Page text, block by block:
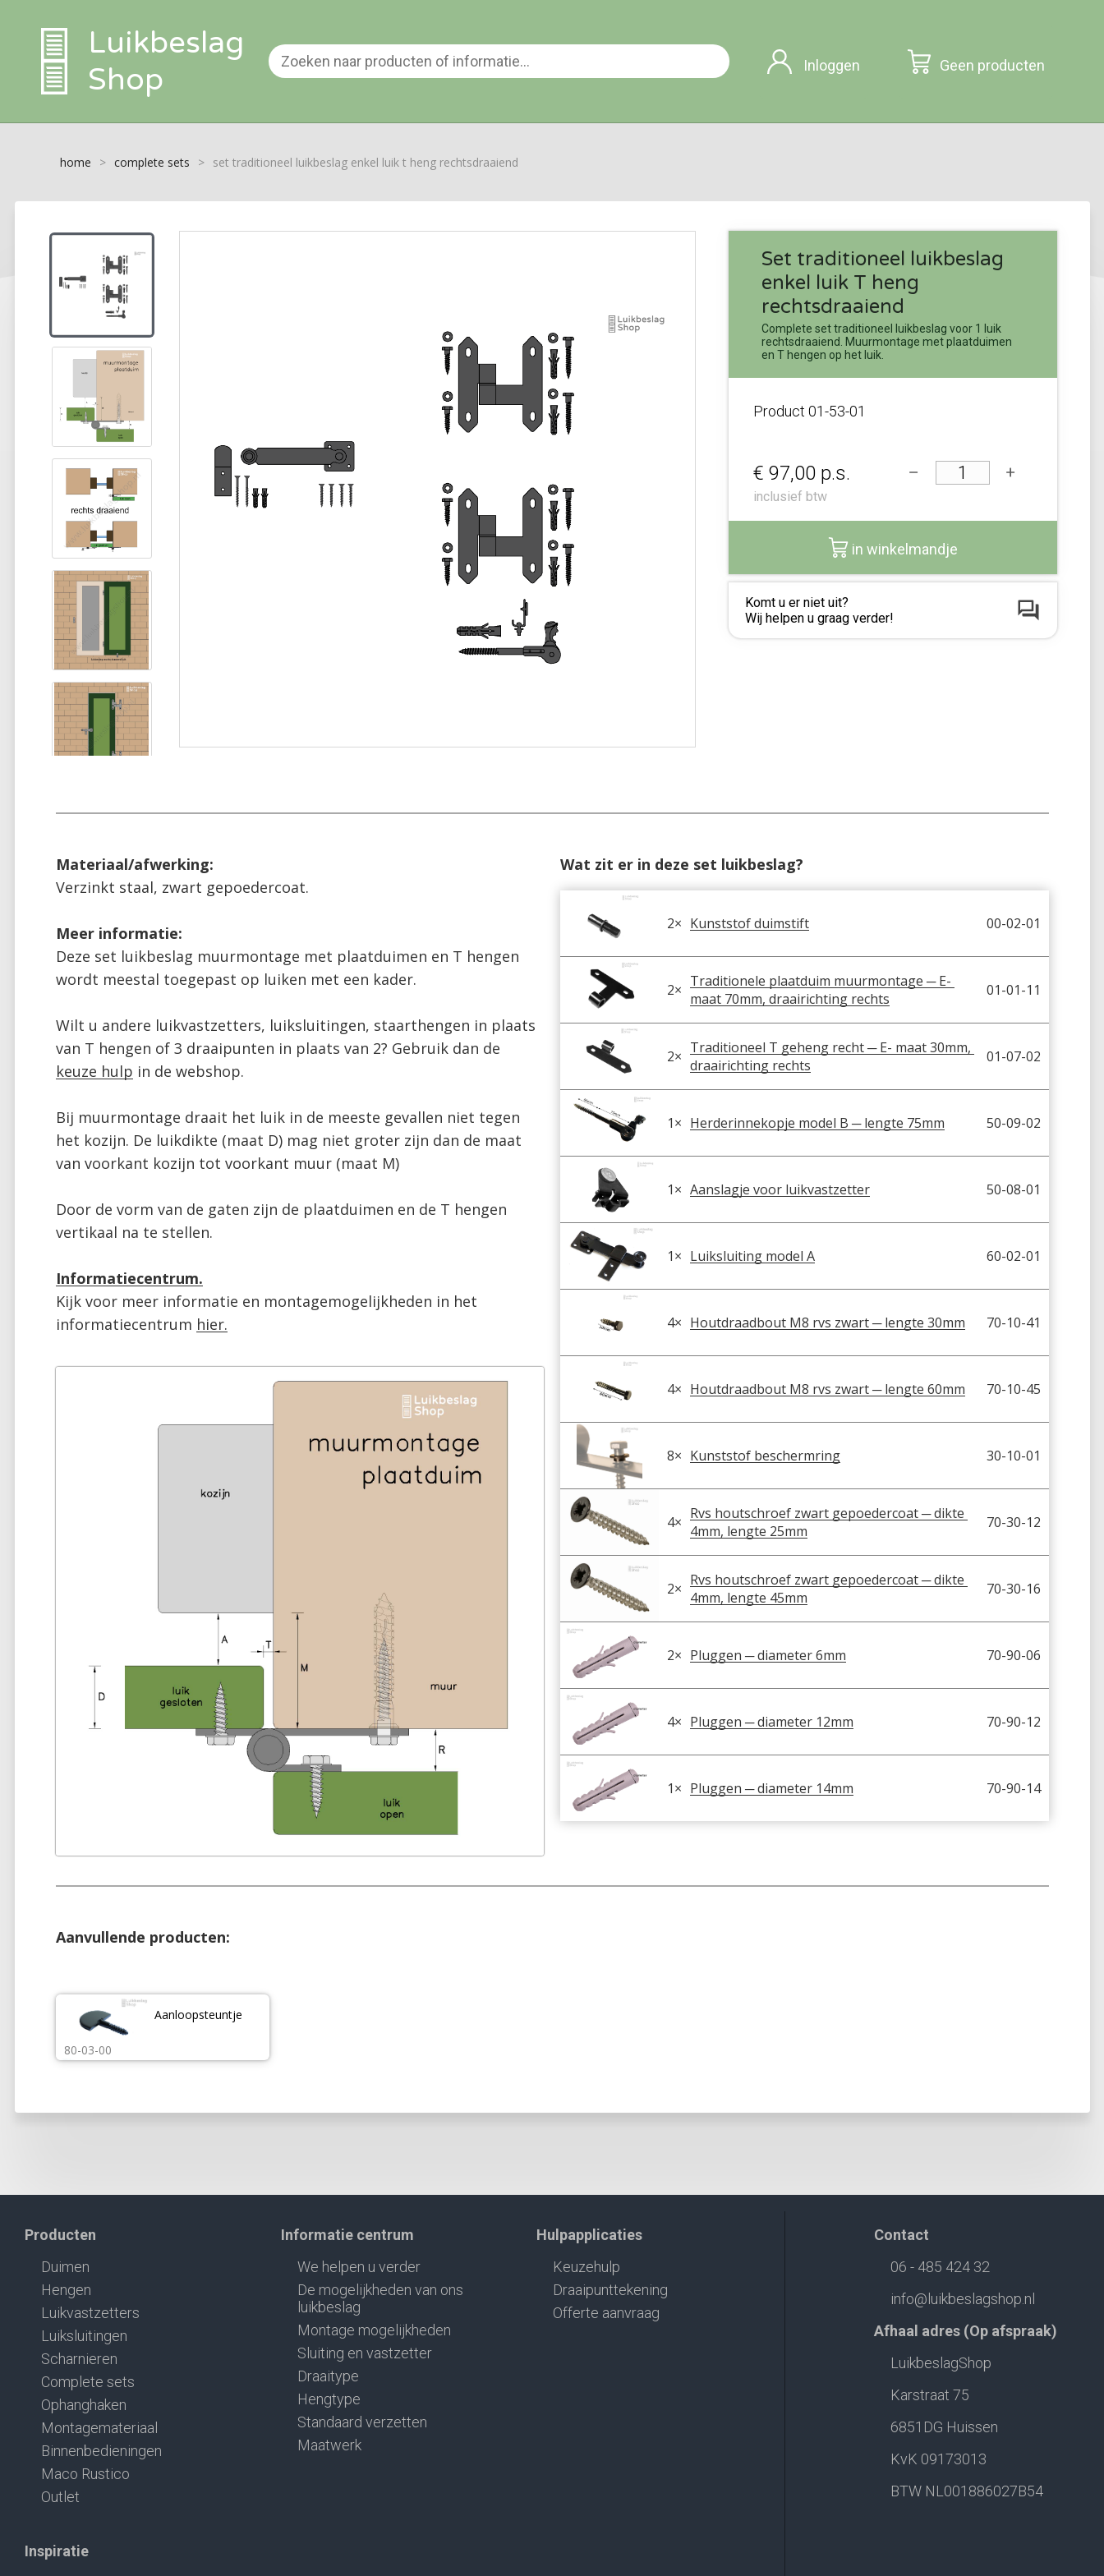
Luikbeslag
Shop
Inloggen Geen producten
home > complete sets > set traditioneel luikbeslag enkel luik t heng rechtsdraaiend
Set traditioneel luikbeslag
enkel luik T heng
rechtsdraaiend
Complete set traditioneel luikbeslag voor 1 luik
rechtsdraaiend. Muurmontage met plaatduimen
en T hengen op het luik.
Product 01-53-01
€ 97,00p.s.
inclusief btw
in winkelmandje
Komt u er niet uit?
Wij helpen u graag verder!
Materiaal/afwerking:
Verzinkt staal, zwart gepoedercoat.
Deze set luikbeslag muurmontage met plaatduimen en T hengen
wordt meestal toegepast op luiken met een kader.
Wilt u andere luikvastzetters, luiksluitingen, staarthengen in plaats
keuze hulp in de webshop.
Bij muurmontage draait het luik in de meeste gevallen niet tegen
het kozijn. De luikdikte (maat D) mag niet groter zijn dan de maat
van voorkant kozijn tot voorkant muur (maat M)
Door de vorm van de gaten zijn de plaatduimen en de T hengen
vertikaal na te stellen.
Informatiecentrum.
Kijk voor meer informatie en montagemogelijkheden in het
informatiecentrum hier.
Wat zit er in deze set luikbeslag?
2× Kunststof duimstift 00-02-01
2× Traditionele plaatduim muurmontage ─ E-
maat 70mm, draairichting rechts
01-01-11
2× Traditioneel T geheng recht ─ E- maat 30mm,
draairichting rechts
01-07-02
1× Herderinnekopje model B ─ lengte 75mm 50-09-02
1× Aanslagje voor luikvastzetter 50-08-01
1× Luiksluiting model A 60-02-01
4× Houtdraadbout M8 rvs zwart ─ lengte 30mm 70-10-41
4× Houtdraadbout M8 rvs zwart ─ lengte 60mm 70-10-45
8× Kunststof beschermring 30-10-01
4× Rvs houtschroef zwart gepoedercoat ─ dikte
4mm, lengte 25mm
70-30-12
2× Rvs houtschroef zwart gepoedercoat ─ dikte
4mm, lengte 45mm
70-30-16
2× Pluggen ─ diameter 6mm 70-90-06
4× Pluggen ─ diameter 12mm 70-90-12
1× Pluggen ─ diameter 14mm 70-90-14
Aanvullende producten:
80-03-00
Aanloopsteuntje
Producten
Duimen
Hengen
Luikvastzetters
Luiksluitingen
Scharnieren
Complete sets
Ophanghaken
Montagemateriaal
Binnenbedieningen
Maco Rustico
Outlet
Informatie centrum
We helpen u verder
De mogelijkheden van ons
luikbeslag
Montage mogelijkheden
Sluiting en vastzetter
Draaitype
Hengtype
Standaard verzetten
Maatwerk
Hulpapplicaties
Keuzehulp
Draaipunttekening
Offerte aanvraag
Inspiratie
Contact
06 - 485 424 32
info@luikbeslagshop.nl
Afhaal adres (Op afspraak)
LuikbeslagShop
Karstraat 75
6851DG Huissen
KvK 09173013
BTW NL001886027B54